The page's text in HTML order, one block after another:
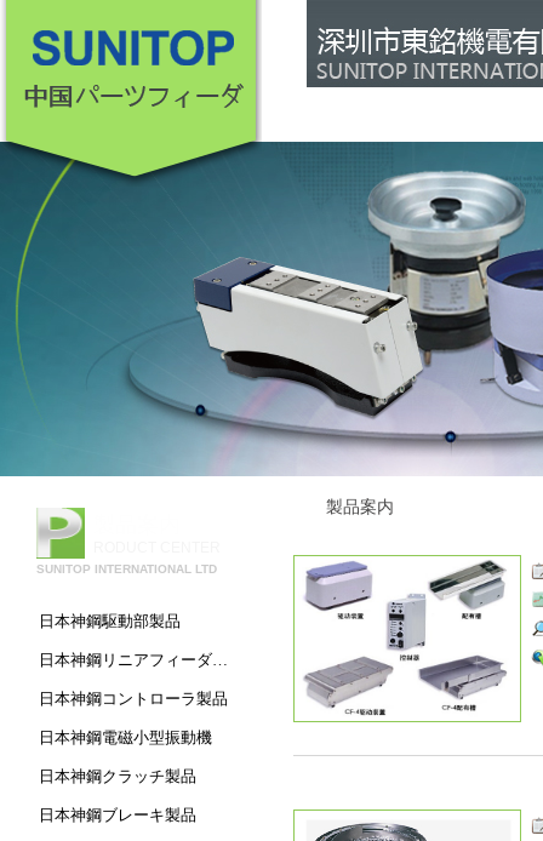
SUNITOP INTERNATIONAL LTD
日本神鋼駆動部製品
日本神鋼リニアフィーダ製品
日本神鋼コントローラ製品
日本神鋼電磁小型振動機
日本神鋼クラッチ製品
日本神鋼ブレーキ製品
製品案内